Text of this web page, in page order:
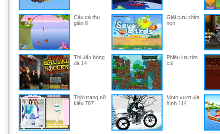
Câu cá thư
giãn 8
Giải cứu chim
non
Thi đấu bóng
đá 14
Phiêu lưu tìm
củi
Thời trang nữ
kiểu 787
Moto vượt địa
hình 114